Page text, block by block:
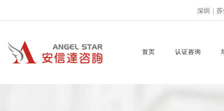
深圳 |
首页 认证咨询